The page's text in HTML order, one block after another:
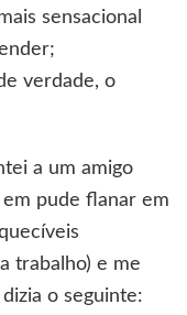
sensacional
verdade, o
a um amigo
pude flanar em
trabalho) e me
o seguinte: